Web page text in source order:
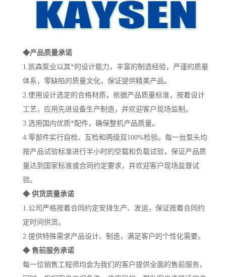
◆产品质量承诺
1.凯森泵业以其*的设计能力，丰富的制造经验，严谨的质量
体系，零缺陷的质量文化，保证提供精美产品。
2.使用设计选定的合格材质，依据产品质量标准，按着设计
工艺，应用先进设备生产制造，并欢迎客户现场监制。
3.选用国内优质*配件，确保整机产品质量。
4.零部件实行自检、互检和两级双100%检验。每一台泵头均
按产品试验标准进行半小时的空载和负载试验，保证产品质
量达到国家标准或合同约定要求，并欢迎客户现场监督试
验。
◆ 供货质量承诺
1.公司严格按着合同约定安排生产、发运，保证按着合同约
定时间供货。
2.提供特殊需求产品设计、制造，满足客户的个性化需要。
◆ 售前服务承诺
每一位销售工程师均会为我们的客户提供全面的售前服务，